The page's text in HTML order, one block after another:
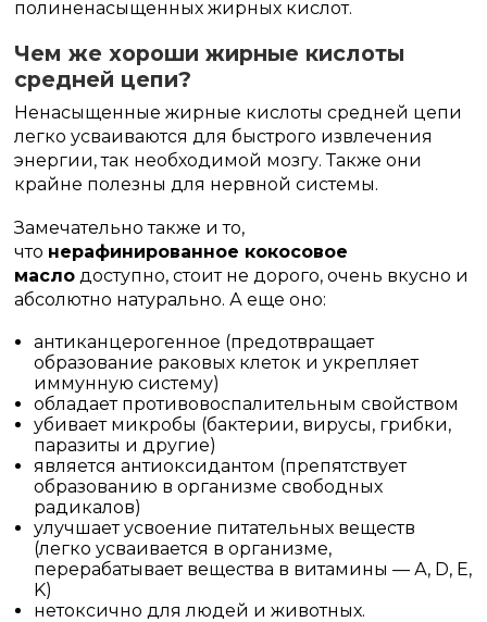
полиненасыщенных жирных кислот.
Чем же хороши жирные кислоты
средней цепи?
Ненасыщенные жирные кислоты средней цепи
легко усваиваются для быстрого извлечения
энергии, так необходимой мозгу. Также они
крайне полезны для нервной системы.
Замечательно также и то,
что нерафинированное кокосовое
масло доступно, стоит не дорого, очень вкусно и
абсолютно натурально. А еще оно:
антиканцерогенное (предотвращает
образование раковых клеток и укрепляет
иммунную систему)
обладает противовоспалительным свойством
убивает микробы (бактерии, вирусы, грибки,
паразиты и другие)
является антиоксидантом (препятствует
образованию в организме свободных
радикалов)
улучшает усвоение питательных веществ
(легко усваивается в организме,
перерабатывает вещества в витамины — А, D, E,
K)
нетоксично для людей и животных.